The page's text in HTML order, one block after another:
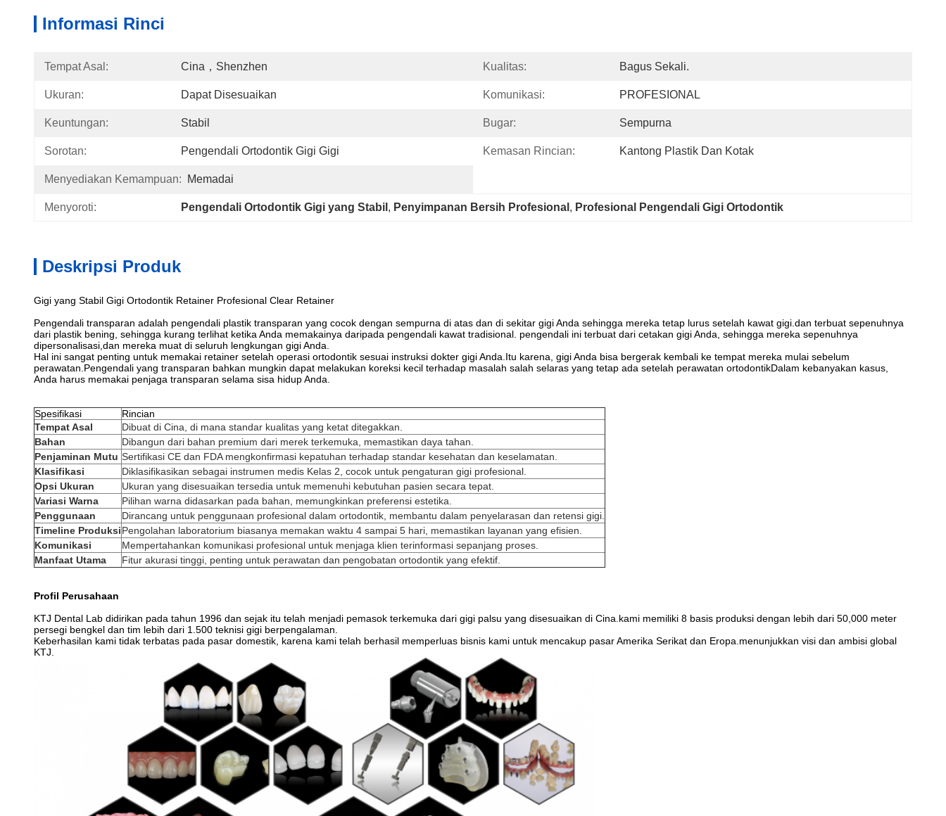
Informasi Rinci
Tempat Asal: Cina，Shenzhen Kualitas: Bagus Sekali.
Ukuran: Dapat Disesuaikan Komunikasi: PROFESIONAL
Keuntungan: Stabil Bugar: Sempurna
Sorotan: Pengendali Ortodontik Gigi Gigi Kemasan Rincian: Kantong Plastik Dan Kotak
Menyediakan Kemampuan: Memadai
Menyoroti: Pengendali Ortodontik Gigi yang Stabil , Penyimpanan Bersih Profesional , Profesional Pengendali Gigi Ortodontik
Deskripsi Produk
Gigi yang Stabil Gigi Ortodontik Retainer Profesional Clear Retainer
Pengendali transparan adalah pengendali plastik transparan yang cocok dengan sempurna di atas dan di sekitar gigi Anda sehingga mereka tetap lurus setelah kawat gigi.dan terbuat sepenuhnya
dari plastik bening, sehingga kurang terlihat ketika Anda memakainya daripada pengendali kawat tradisional. pengendali ini terbuat dari cetakan gigi Anda, sehingga mereka sepenuhnya
dipersonalisasi,dan mereka muat di seluruh lengkungan gigi Anda.
Hal ini sangat penting untuk memakai retainer setelah operasi ortodontik sesuai instruksi dokter gigi Anda.Itu karena, gigi Anda bisa bergerak kembali ke tempat mereka mulai sebelum
perawatan.Pengendali yang transparan bahkan mungkin dapat melakukan koreksi kecil terhadap masalah salah selaras yang tetap ada setelah perawatan ortodontikDalam kebanyakan kasus,
Anda harus memakai penjaga transparan selama sisa hidup Anda.
Spesifikasi
Rincian
Tempat Asal
Dibuat di Cina, di mana standar kualitas yang ketat ditegakkan.
Bahan
Dibangun dari bahan premium dari merek terkemuka, memastikan daya tahan.
Penjaminan Mutu Sertifikasi CE dan FDA mengkonfirmasi kepatuhan terhadap standar kesehatan dan keselamatan.
Klasifikasi
Diklasifikasikan sebagai instrumen medis Kelas 2, cocok untuk pengaturan gigi profesional.
Opsi Ukuran
Ukuran yang disesuaikan tersedia untuk memenuhi kebutuhan pasien secara tepat.
Variasi Warna
Pilihan warna didasarkan pada bahan, memungkinkan preferensi estetika.
Penggunaan
Dirancang untuk penggunaan profesional dalam ortodontik, membantu dalam penyelarasan dan retensi gigi.
Timeline ProduksiPengolahan laboratorium biasanya memakan waktu 4 sampai 5 hari, memastikan layanan yang efisien.
Komunikasi
Mempertahankan komunikasi profesional untuk menjaga klien terinformasi sepanjang proses.
Manfaat Utama
Fitur akurasi tinggi, penting untuk perawatan dan pengobatan ortodontik yang efektif.
Profil Perusahaan
KTJ Dental Lab didirikan pada tahun 1996 dan sejak itu telah menjadi pemasok terkemuka dari gigi palsu yang disesuaikan di Cina.kami memiliki 8 basis produksi dengan lebih dari 50,000 meter
persegi bengkel dan tim lebih dari 1.500 teknisi gigi berpengalaman.
Keberhasilan kami tidak terbatas pada pasar domestik, karena kami telah berhasil memperluas bisnis kami untuk mencakup pasar Amerika Serikat dan Eropa.menunjukkan visi dan ambisi global
KTJ.